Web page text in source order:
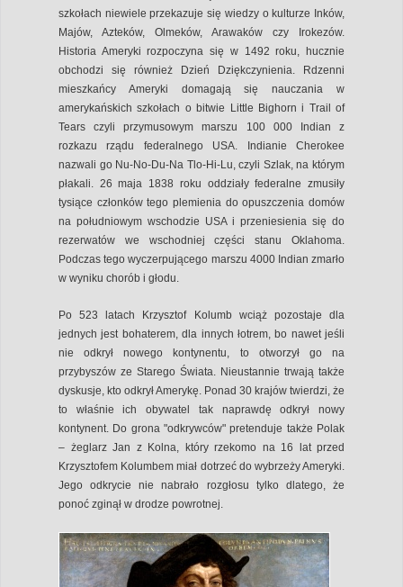
szkołach niewiele przekazuje się wiedzy o kulturze Inków,
Majów, Azteków, Olmeków, Arawaków czy Irokezów.
Historia Ameryki rozpoczyna się w 1492 roku, hucznie
obchodzi się również Dzień Dziękczynienia. Rdzenni
mieszkańcy Ameryki domagają się nauczania w
amerykańskich szkołach o bitwie Little Bighorn i Trail of
Tears czyli przymusowym marszu 100 000 Indian z
rozkazu rządu federalnego USA. Indianie Cherokee
nazwali go Nu-No-Du-Na Tlo-Hi-Lu, czyli Szlak, na którym
płakali. 26 maja 1838 roku oddziały federalne zmusiły
tysiące członków tego plemienia do opuszczenia domów
na południowym wschodzie USA i przeniesienia się do
rezerwatów we wschodniej części stanu Oklahoma.
Podczas tego wyczerpującego marszu 4000 Indian zmarło
w wyniku chorób i głodu.
Po 523 latach Krzysztof Kolumb wciąż pozostaje dla
jednych jest bohaterem, dla innych łotrem, bo nawet jeśli
nie odkrył nowego kontynentu, to otworzył go na
przybyszów ze Starego Świata. Nieustannie trwają także
dyskusje, kto odkrył Amerykę. Ponad 30 krajów twierdzi, że
to właśnie ich obywatel tak naprawdę odkrył nowy
kontynent. Do grona "odkrywców" pretenduje także Polak
– żeglarz Jan z Kolna, który rzekomo na 16 lat przed
Krzysztofem Kolumbem miał dotrzeć do wybrzeży Ameryki.
Jego odkrycie nie nabrało rozgłosu tylko dlatego, że
ponoć zginął w drodze powrotnej.